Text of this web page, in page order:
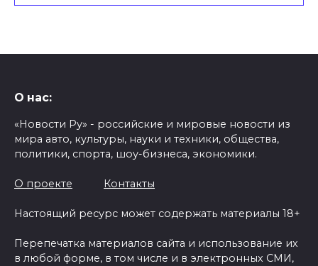
О нас:
«Новости Ру» - российские и мировые новости из
мира авто, культуры, науки и техники, общества,
политики, спорта, шоу-бизнеса, экономики.
О проекте Контакты
Настоящий ресурс может содержать материалы 18+
Перепечатка материалов сайта и использование их
в любой форме, в том числе и в электронных СМИ,